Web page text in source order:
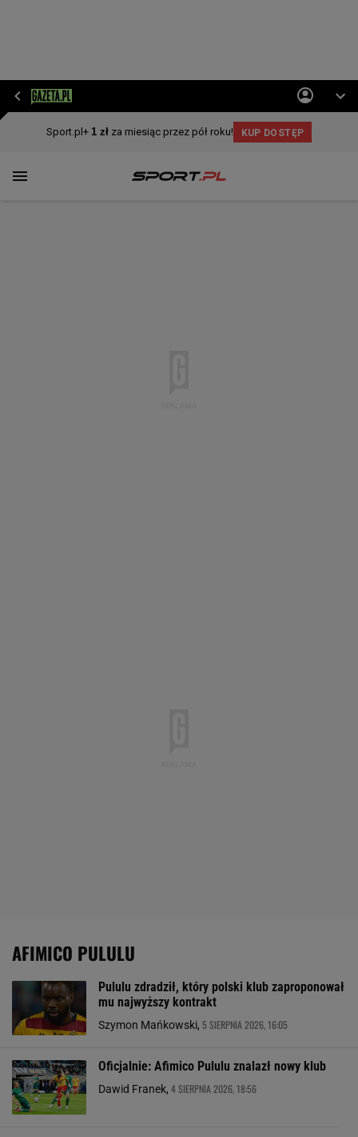
AFIMICO PULULU
Pululu zdradził, który polski klub zaproponował
mu najwyższy kontrakt
Szymon Mańkowski, 5 SIERPNIA 2026, 16:05
Oficjalnie: Afimico Pululu znalazł nowy klub
Dawid Franek, 4 SIERPNIA 2026, 18:56